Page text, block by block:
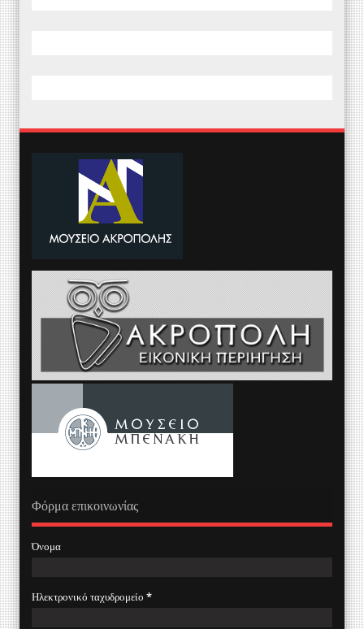
Φόρμα επικοινωνίας
Όνομα
Ηλεκτρονικό ταχυδρομείο *